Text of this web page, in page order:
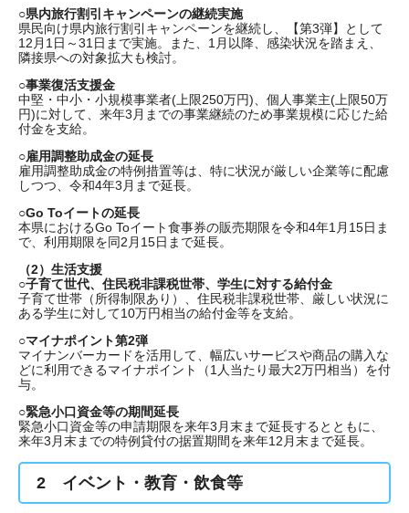
○県内旅行割引キャンペーンの継続実施
県民向け県内旅行割引キャンペーンを継続し、【第3弾】として
12月1日～31日まで実施。また、1月以降、感染状況を踏まえ、
隣接県への対象拡大も検討。
○事業復活支援金
中堅・中小・小規模事業者(上限250万円)、個人事業主(上限50万
円)に対して、来年3月までの事業継続のため事業規模に応じた給
付金を支給。
○雇用調整助成金の延長
雇用調整助成金の特例措置等は、特に状況が厳しい企業等に配慮
しつつ、令和4年3月まで延長。
○Go Toイートの延長
本県におけるGo Toイート食事券の販売期限を令和4年1月15日ま
で、利用期限を同2月15日まで延長。
（2）生活支援
○子育て世代、住民税非課税世帯、学生に対する給付金
子育て世帯（所得制限あり）、住民税非課税世帯、厳しい状況に
ある学生に対して10万円相当の給付金等を支給。
○マイナポイント第2弾
マイナンバーカードを活用して、幅広いサービスや商品の購入な
どに利用できるマイナポイント（1人当たり最大2万円相当）を付
与。
○緊急小口資金等の期間延長
緊急小口資金等の申請期限を来年3月末まで延長するとともに、
来年3月末までの特例貸付の据置期間を来年12月末まで延長。
2 イベント・教育・飲食等